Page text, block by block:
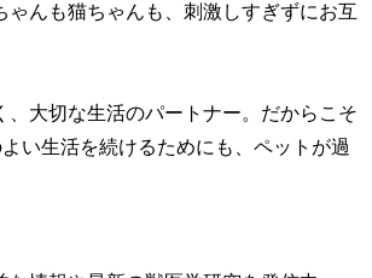
んも猫ちゃんも、刺激しすぎずにお互
大切な生活のパートナー。だからこそ
い生活を続けるためにも、ペットが過